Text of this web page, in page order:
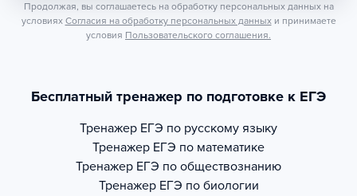
Продолжая, вы соглашаетесь на обработку персональных данных на
условиях Согласия на обработку персональных данных и принимаете
условия Пользовательского соглашения.
Бесплатный тренажер по подготовке к ЕГЭ
Тренажер ЕГЭ по русскому языку
Тренажер ЕГЭ по математике
Тренажер ЕГЭ по обществознанию
Тренажер ЕГЭ по биологии